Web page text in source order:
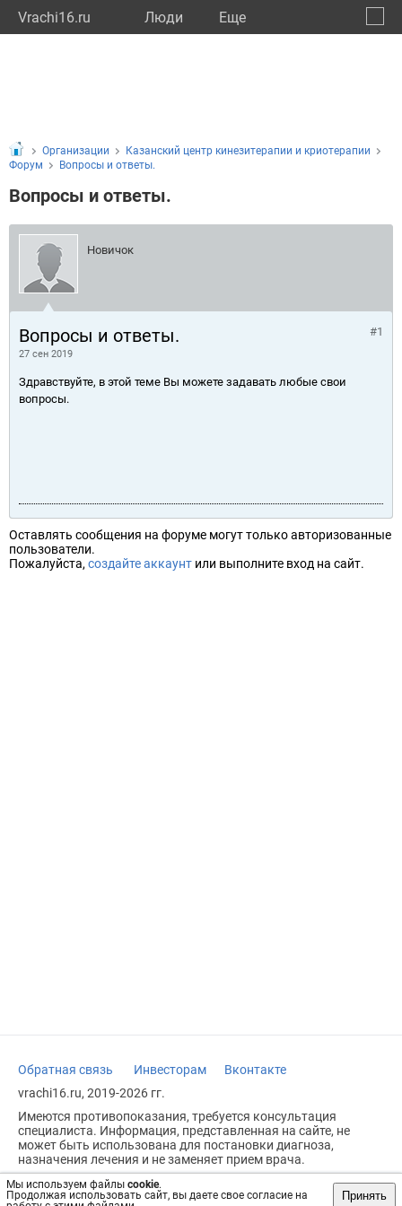
Vrachi16.ru Люди Eще
Мы используем файлы cookie.
Продолжая использовать сайт, вы даете свое согласие на
Принять
Организации
Казанский центр кинезитерапии и криотерапии
Форум
Вопросы и ответы.
Вопросы и ответы.
Новичок
Вопросы и ответы.
27 сен 2019
#1
Здравствуйте, в этой теме Вы можете задавать любые свои
вопросы.
Оставлять сообщения на форуме могут только авторизованные
пользователи.
Пожалуйста, создайте аккаунт или выполните вход на сайт.
Обратная связь Инвесторам
Вконтакте
vrachi16.ru, 2019-2026 гг.
Имеются противопоказания, требуется консультация
специалиста. Информация, представленная на сайте, не
может быть использована для постановки диагноза,
назначения лечения и не заменяет прием врача.
Возрастное ограничение: 18+